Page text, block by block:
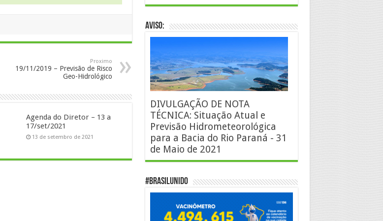
Proximo
19/11/2019 – Previsão de Risco
Geo-Hidrológico
Agenda do Diretor – 13 a
17/set/2021
13 de setembro de 2021
AVISO:
DIVULGAÇÃO DE NOTA
TÉCNICA: Situação Atual e
Previsão Hidrometeorológica
para a Bacia do Rio Paraná - 31
de Maio de 2021
#BrasilUnido